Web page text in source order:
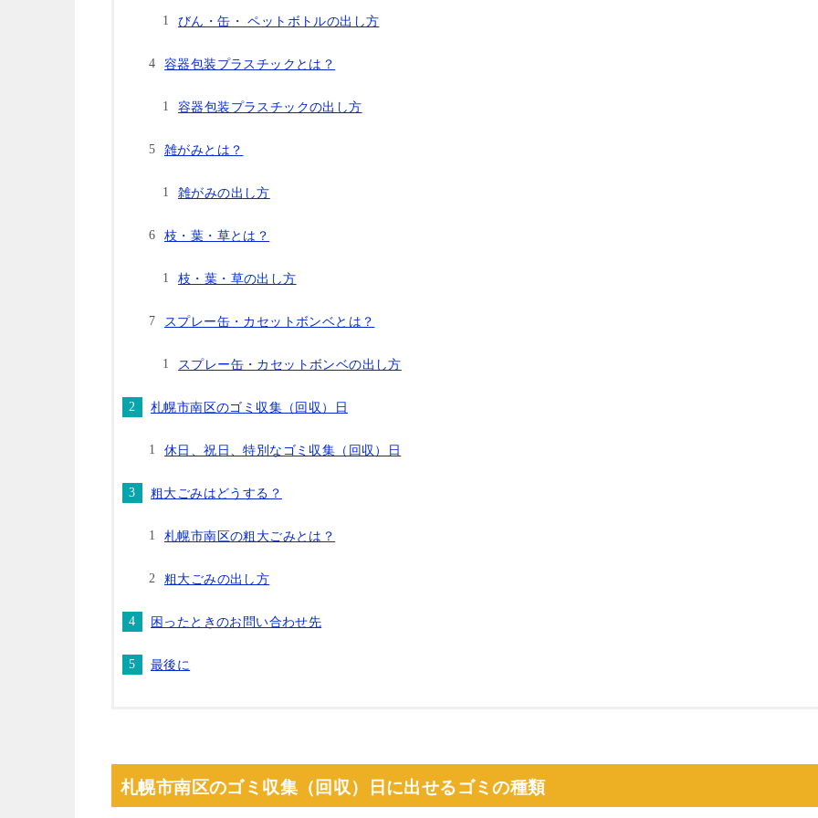
びん・缶・ ペットボトルの出し方
容器包装プラスチックとは？
容器包装プラスチックの出し方
雑がみとは？
雑がみの出し方
枝・葉・草とは？
枝・葉・草の出し方
スプレー缶・カセットボンベとは？
スプレー缶・カセットボンベの出し方
札幌市南区のゴミ収集（回収）日
休日、祝日、特別なゴミ収集（回収）日
粗大ごみはどうする？
札幌市南区の粗大ごみとは？
粗大ごみの出し方
困ったときのお問い合わせ先
最後に
札幌市南区のゴミ収集（回収）日に出せるゴミの種類